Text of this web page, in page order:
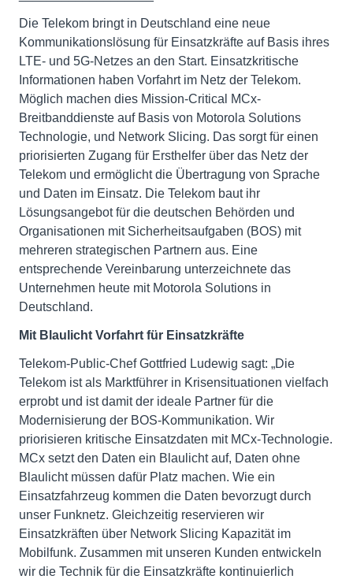
Die Telekom bringt in Deutschland eine neue
Kommunikationslösung für Einsatzkräfte auf Basis ihres
LTE- und 5G-Netzes an den Start. Einsatzkritische
Informationen haben Vorfahrt im Netz der Telekom.
Möglich machen dies Mission-Critical MCx-
Breitbanddienste auf Basis von Motorola Solutions
Technologie, und Network Slicing. Das sorgt für einen
priorisierten Zugang für Ersthelfer über das Netz der
Telekom und ermöglicht die Übertragung von Sprache
und Daten im Einsatz. Die Telekom baut ihr
Lösungsangebot für die deutschen Behörden und
Organisationen mit Sicherheitsaufgaben (BOS) mit
mehreren strategischen Partnern aus. Eine
entsprechende Vereinbarung unterzeichnete das
Unternehmen heute mit Motorola Solutions in
Deutschland.
Mit Blaulicht Vorfahrt für Einsatzkräfte
Telekom-Public-Chef Gottfried Ludewig sagt: „Die
Telekom ist als Marktführer in Krisensituationen vielfach
erprobt und ist damit der ideale Partner für die
Modernisierung der BOS-Kommunikation. Wir
priorisieren kritische Einsatzdaten mit MCx-Technologie.
MCx setzt den Daten ein Blaulicht auf, Daten ohne
Blaulicht müssen dafür Platz machen. Wie ein
Einsatzfahrzeug kommen die Daten bevorzugt durch
unser Funknetz. Gleichzeitig reservieren wir
Einsatzkräften über Network Slicing Kapazität im
Mobilfunk. Zusammen mit unseren Kunden entwickeln
wir die Technik für die Einsatzkräfte kontinuierlich